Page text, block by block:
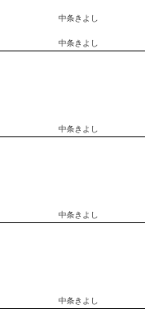
中条きよし
中条きよし
中条きよし
中条きよし
中条きよし